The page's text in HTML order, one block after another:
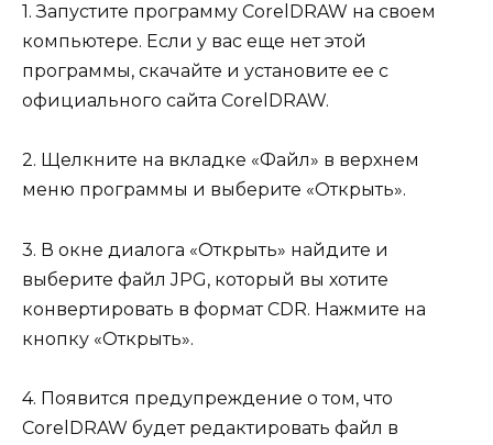
1. Запустите программу CorelDRAW на своем
компьютере. Если у вас еще нет этой
программы, скачайте и установите ее с
официального сайта CorelDRAW.
2. Щелкните на вкладке «Файл» в верхнем
меню программы и выберите «Открыть».
3. В окне диалога «Открыть» найдите и
выберите файл JPG, который вы хотите
конвертировать в формат CDR. Нажмите на
кнопку «Открыть».
4. Появится предупреждение о том, что
CorelDRAW будет редактировать файл в